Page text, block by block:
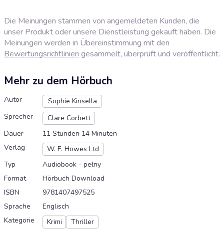
Die Meinungen stammen von angemeldeten Kunden, die
unser Produkt oder unsere Dienstleistung gekauft haben. Die
Meinungen werden in Übereinstimmung mit den
Bewertungsrichtlinien gesammelt, überprüft und veröffentlicht.
Mehr zu dem Hörbuch
Autor
Sophie Kinsella
Sprecher
Clare Corbett
Dauer
11 Stunden 14 Minuten
Verlag
W. F. Howes Ltd
Typ
Audiobook - pełny
Format
Hörbuch Download
ISBN
9781407497525
Sprache
Englisch
Kategorie
Krimi Thriller